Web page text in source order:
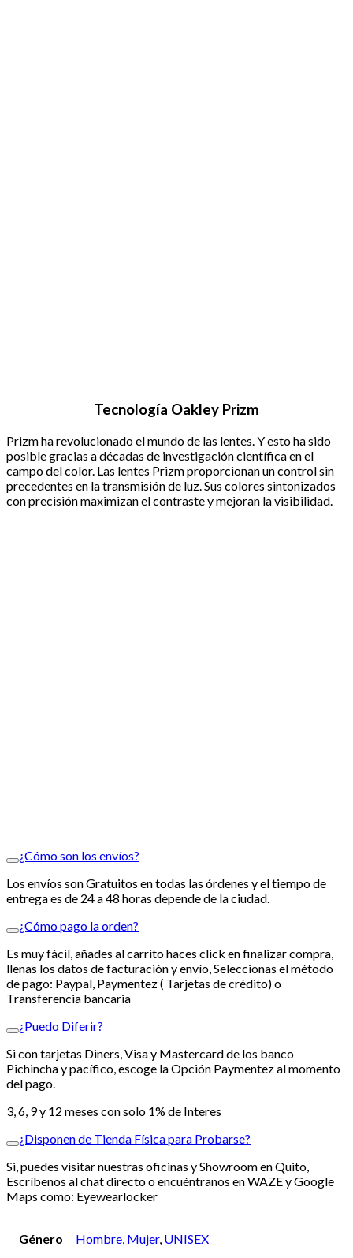
Tecnología Oakley Prizm
Prizm ha revolucionado el mundo de las lentes. Y esto ha sido
posible gracias a décadas de investigación científica en el
campo del color. Las lentes Prizm proporcionan un control sin
precedentes en la transmisión de luz. Sus colores sintonizados
con precisión maximizan el contraste y mejoran la visibilidad.
¿Cómo son los envíos?
Los envíos son Gratuitos en todas las órdenes y el tiempo de
entrega es de 24 a 48 horas depende de la ciudad.
¿Cómo pago la orden?
Es muy fácil, añades al carrito haces click en finalizar compra,
llenas los datos de facturación y envío, Seleccionas el método
de pago: Paypal, Paymentez ( Tarjetas de crédito) o
Transferencia bancaria
¿Puedo Diferir?
Si con tarjetas Diners, Visa y Mastercard de los banco
Pichincha y pacífico, escoge la Opción Paymentez al momento
del pago.
3, 6, 9 y 12 meses con solo 1% de Interes
¿Disponen de Tienda Física para Probarse?
Si, puedes visitar nuestras oficinas y Showroom en Quito,
Escríbenos al chat directo o encuéntranos en WAZE y Google
Maps como: Eyewearlocker
Género Hombre Mujer, UNISEX